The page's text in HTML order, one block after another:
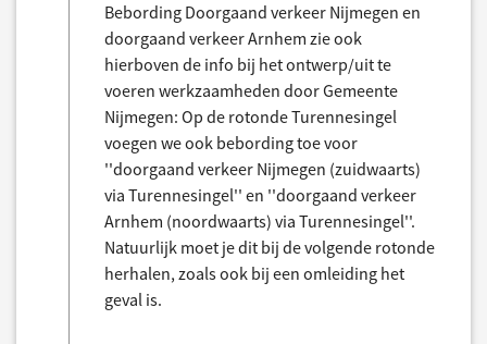
Bebording Doorgaand verkeer Nijmegen en
doorgaand verkeer Arnhem zie ook
hierboven de info bij het ontwerp/uit te
voeren werkzaamheden door Gemeente
Nijmegen: Op de rotonde Turennesingel
voegen we ook bebording toe voor
''doorgaand verkeer Nijmegen (zuidwaarts)
via Turennesingel'' en ''doorgaand verkeer
Arnhem (noordwaarts) via Turennesingel''.
Natuurlijk moet je dit bij de volgende rotonde
herhalen, zoals ook bij een omleiding het
geval is.